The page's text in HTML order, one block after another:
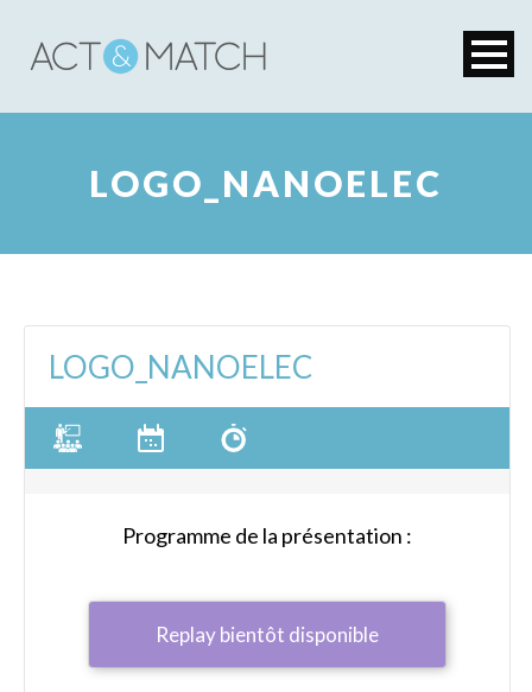
LOGO_NANOELEC
LOGO_NANOELEC
Programme de la présentation :
Replay bientôt disponible